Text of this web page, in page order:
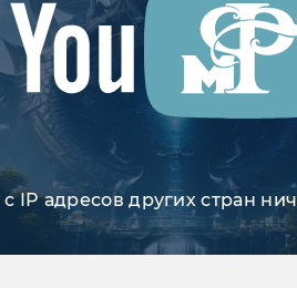
IP адресов других стран